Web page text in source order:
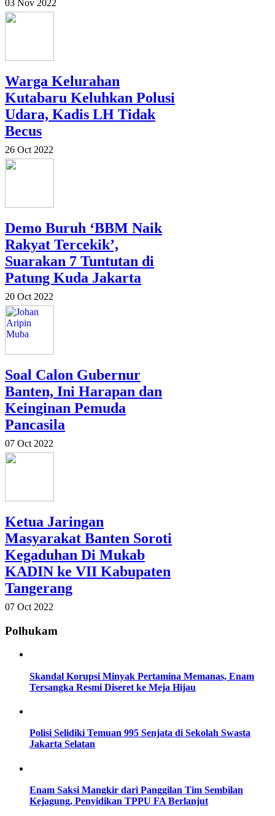
03 Nov 2022
Warga Kelurahan
Kutabaru Keluhkan Polusi
Udara, Kadis LH Tidak
Becus
26 Oct 2022
Demo Buruh ‘BBM Naik
Rakyat Tercekik’,
Suarakan 7 Tuntutan di
Patung Kuda Jakarta
20 Oct 2022
Soal Calon Gubernur
Banten, Ini Harapan dan
Keinginan Pemuda
Pancasila
07 Oct 2022
Ketua Jaringan
Masyarakat Banten Soroti
Kegaduhan Di Mukab
KADIN ke VII Kabupaten
Tangerang
07 Oct 2022
Polhukam
Skandal Korupsi Minyak Pertamina Memanas, Enam
Tersangka Resmi Diseret ke Meja Hijau
Polisi Selidiki Temuan 995 Senjata di Sekolah Swasta
Jakarta Selatan
Enam Saksi Mangkir dari Panggilan Tim Sembilan
Kejagung, Penyidikan TPPU FA Berlanjut